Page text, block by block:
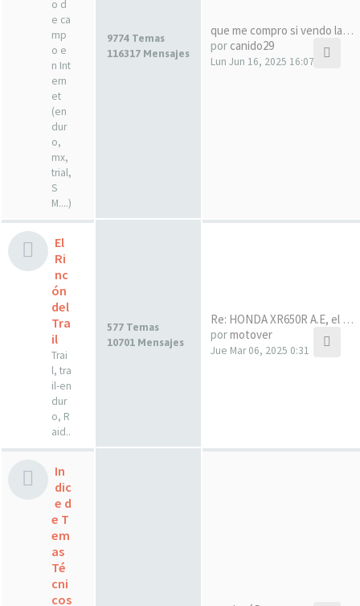
o d
e ca
mp
o e
n Int
ern
et
(en
dur
o,
mx,
trial,
S
M....)
9774 Temas
116317 Mensajes
que me compro si vendo la drz…
por canido29
Lun Jun 16, 2025 16:07
El
Ri
nc
ón
del
Tra
il
Trai
l, tra
il-en
dur
o, R
aid..
577 Temas
10701 Mensajes
Re: HONDA XR650R A.E, el sueñ…
pormotover
Jue Mar 06, 2025 0:31
In
dic
e d
e T
em
as
Té
cni
cos